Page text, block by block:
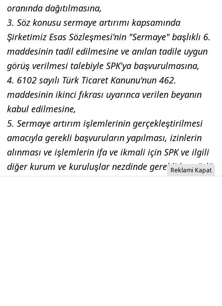
oranında dağıtılmasına,
3. Söz konusu sermaye artırımı kapsamında
Şirketimiz Esas Sözleşmesi'nin "Sermaye" başlıklı 6.
maddesinin tadil edilmesine ve anılan tadile uygun
görüş verilmesi talebiyle SPK'ya başvurulmasına,
4. 6102 sayılı Türk Ticaret Kanunu'nun 462.
maddesinin ikinci fıkrası uyarınca verilen beyanın
kabul edilmesine,
5. Sermaye artırım işlemlerinin gerçekleştirilmesi
amacıyla gerekli başvuruların yapılması, izinlerin
alınması ve işlemlerin ifa ve ikmali için SPK ve ilgili
diğer kurum ve kuruluşlar nezdinde gerekli her türlü
Reklami Kapat